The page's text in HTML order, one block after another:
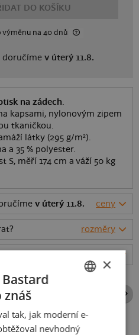
DO KOŠÍKU
na 40 dnů
doručímev úterý 11.8.
na zádech.
kapsami, nylonovým zipem
tkaničkou.
látky (295 g/m²).
a 35 % polyester.
S, měří 174 cm a váží 50 kg
v úterý 11.8. ceny
rozměry
SLOVAK
×
znáš
tak, jak moderní e-
nevhodný